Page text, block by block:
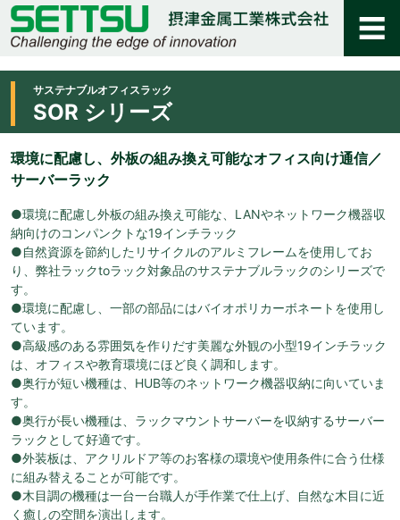
サステナブルオフィスラック
SOR シリーズ
環境に配慮し、外板の組み換え可能なオフィス向け通信／
サーバーラック
●環境に配慮し外板の組み換え可能な、LANやネットワーク機器収
納向けのコンパンクトな19インチラック
●自然資源を節約したリサイクルのアルミフレームを使用してお
り、弊社ラックtoラック対象品のサステナブルラックのシリーズで
す。
●環境に配慮し、一部の部品にはバイオポリカーボネートを使用し
ています。
●高級感のある雰囲気を作りだす美麗な外観の小型19インチラック
は、オフィスや教育環境にほど良く調和します。
●奥行が短い機種は、HUB等のネットワーク機器収納に向いていま
す。
●奥行が長い機種は、ラックマウントサーバーを収納するサーバー
ラックとして好適です。
●外装板は、アクリルドア等のお客様の環境や使用条件に合う仕様
に組み替えることが可能です。
●木目調の機種は一台一台職人が手作業で仕上げ、自然な木目に近
く癒しの空間を演出します。